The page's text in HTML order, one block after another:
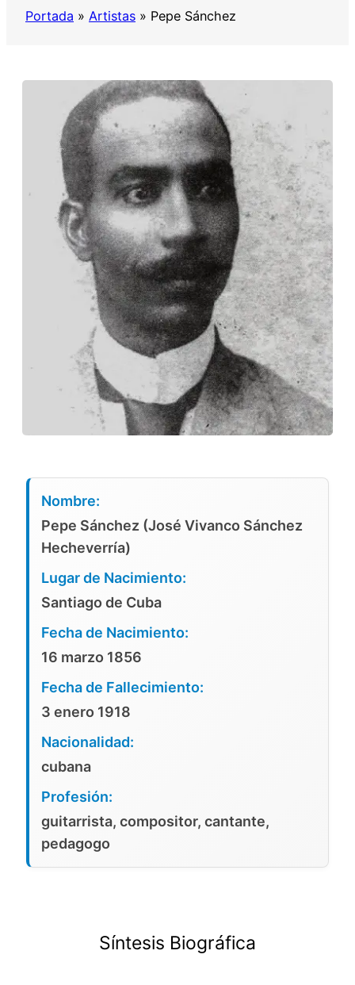
Portada » Artistas » Pepe Sánchez
Nombre:
Pepe Sánchez (José Vivanco Sánchez
Hecheverría)
Lugar de Nacimiento:
Santiago de Cuba
Fecha de Nacimiento:
16 marzo 1856
Fecha de Fallecimiento:
3 enero 1918
Nacionalidad:
cubana
Profesión:
guitarrista, compositor, cantante,
pedagogo
Síntesis Biográfica